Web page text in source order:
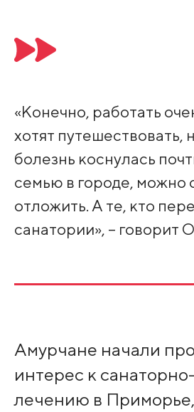
«Конечно, работать
хотят путешествовать,
болезнь коснулась
семью в городе, можно
отложить. А те, кто
санатории», – говорит
Амурчане начали
интерес к
лечению в Приморье,